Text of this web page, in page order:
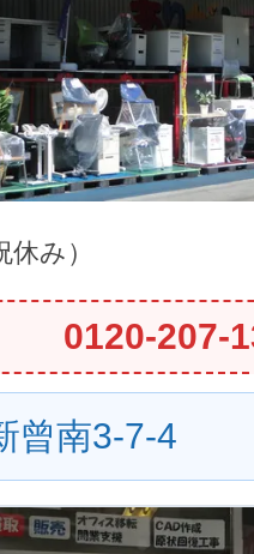
休み）
0120-207-
曾南3-7-4